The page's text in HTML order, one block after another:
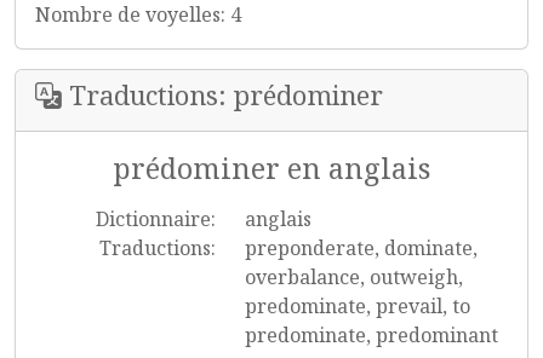
Nombre de voyelles: 4
Traductions: prédominer
prédominer en anglais
Dictionnaire:
anglais
Traductions:
preponderate, dominate,
overbalance, outweigh,
predominate, prevail, to
predominate, predominant